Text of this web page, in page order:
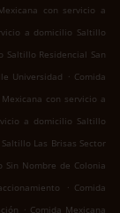
con servicio a
a domicilio Saltillo
Saltillo Residencial San
Universidad . Comida
Mexicana con servicio a
a domicilio Saltillo
Las Brisas Sector
Sin Nombre de Colonia
. Comida
. Comida Mexicana